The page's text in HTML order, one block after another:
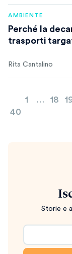
AMBIENTE
Perché la
trasporti
Rita Cantalino
degli
1 … 18
40
Storie e